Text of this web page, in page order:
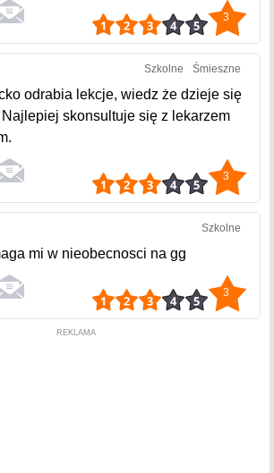
3
Szkolne Śmieszne
odrabia lekcje, wiedz że dzieje się
Najlepiej skonsultuje się z lekarzem
3
Szkolne
mi w nieobecnosci na gg
3
REKLAMA